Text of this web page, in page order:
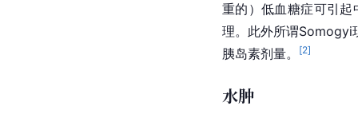
重的）低血糖症可引起
理。此外所谓Somogyi
胰岛素剂量。 [2]
水肿